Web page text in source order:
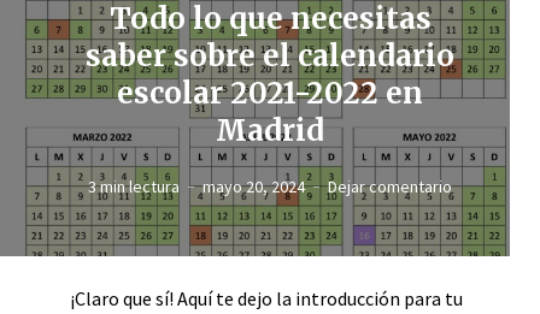
Todo lo que necesitas
saber sobre el calendario
escolar 2021-2022 en
Madrid
3 min lectura mayo 20, 2024 Dejar comentario
¡Claro que sí! Aquí te dejo la introducción para tu